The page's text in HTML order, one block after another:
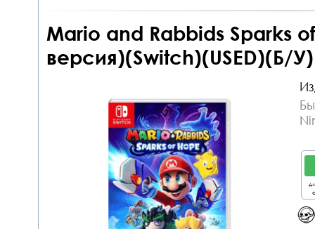
Mario and Rabbids Sparks
версия)(Switch)(USED)(Б/У)